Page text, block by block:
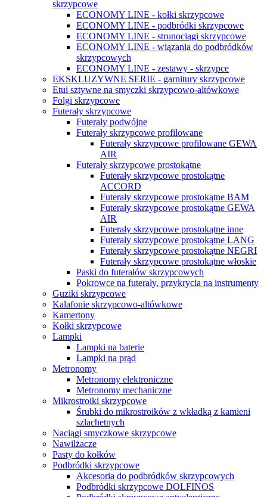
skrzypcowe
ECONOMY LINE - kołki skrzypcowe
ECONOMY LINE - podbródki skrzypcowe
ECONOMY LINE - strunociągi skrzypcowe
ECONOMY LINE - wiązania do podbródków
skrzypcowych
ECONOMY LINE - zestawy - skrzypce
EKSKLUZYWNE SERIE - garnitury skrzypcowe
Etui sztywne na smyczki skrzypcowo-altówkowe
Folgi skrzypcowe
Futerały skrzypcowe
Futerały podwójne
Futerały skrzypcowe profilowane
Futerały skrzypcowe profilowane GEWA
AIR
Futerały skrzypcowe prostokątne
Futerały skrzypcowe prostokątne
ACCORD
Futerały skrzypcowe prostokątne BAM
Futerały skrzypcowe prostokątne GEWA
AIR
Futerały skrzypcowe prostokątne inne
Futerały skrzypcowe prostokątne LANG
Futerały skrzypcowe prostokątne NEGRI
Futerały skrzypcowe prostokątne włoskie
Paski do futerałów skrzypcowych
Pokrowce na futerały, przykrycia na instrumenty
Guziki skrzypcowe
Kalafonie skrzypcowo-altówkowe
Kamertony
Kołki skrzypcowe
Lampki
Lampki na baterie
Lampki na prąd
Metronomy
Metronomy elektroniczne
Metronomy mechaniczne
Mikrostroiki skrzypcowe
Śrubki do mikrostroików z wkładką z kamieni
szlachetnych
Naciągi smyczkowe skrzypcowe
Nawilżacze
Pasty do kołków
Podbródki skrzypcowe
Akcesoria do podbródków skrzypcowych
Podbródki skrzypcowe DOLFINOS